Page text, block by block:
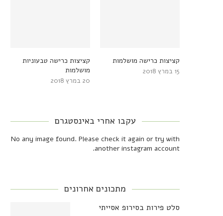
קציצות כרישה טבעוניות
מושלמות
20 במרץ 2018
קציצות כרישה מושלמות
15 במרץ 2018
עקבו אחרי באינסטגרם
No any image found. Please check it again or try with
another instagram account.
מתכונים אחרונים
סלט פירות בסירופ אסייתי